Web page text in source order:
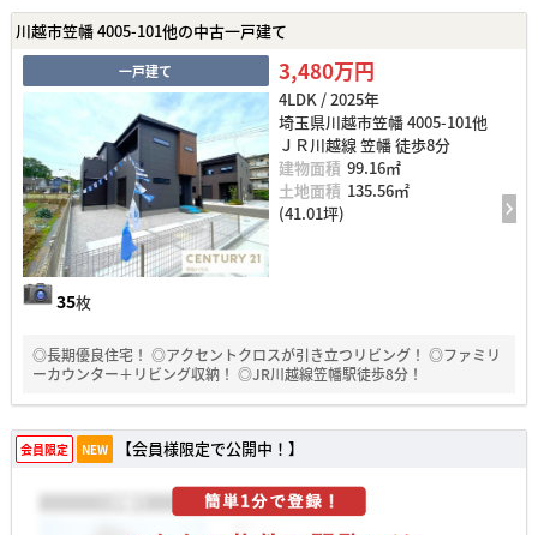
川越市笠幡 4005-101他の中古一戸建て
一戸建て
35枚
3,480万円
4LDK / 2025年
埼玉県川越市笠幡 4005-101他
ＪＲ川越線 笠幡 徒歩8分
建物面積 99.16㎡
土地面積 135.56㎡
(41.01坪)
◎長期優良住宅！ ◎アクセントクロスが引き立つリビング！ ◎ファミリ
ーカウンター＋リビング収納！ ◎JR川越線笠幡駅徒歩8分！
会員限定 NEW 【会員様限定で公開中！】